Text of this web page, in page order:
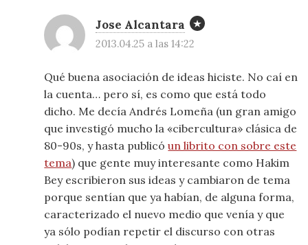
Jose Alcantara
2013.04.25 a las 14:22
Qué buena asociación de ideas hiciste. No caí en
la cuenta… pero sí, es como que está todo
dicho. Me decía Andrés Lomeña (un gran amigo
que investigó mucho la «cibercultura» clásica de
80-90s, y hasta publicóun librito con sobre este
tema) que gente muy interesante como Hakim
Bey escribieron sus ideas y cambiaron de tema
porque sentían que ya habían, de alguna forma,
caracterizado el nuevo medio que venía y que
ya sólo podían repetir el discurso con otras